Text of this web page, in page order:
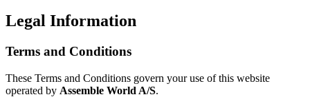
Legal Information
Terms and Conditions
These Terms and Conditions govern your use of this website
operated by Assemble World A/S.